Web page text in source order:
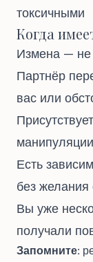
токсичными
Когда
Измена — не
Партнёр
вас или
манипуляции
Есть
без
Вы уже
получали
Запомните: